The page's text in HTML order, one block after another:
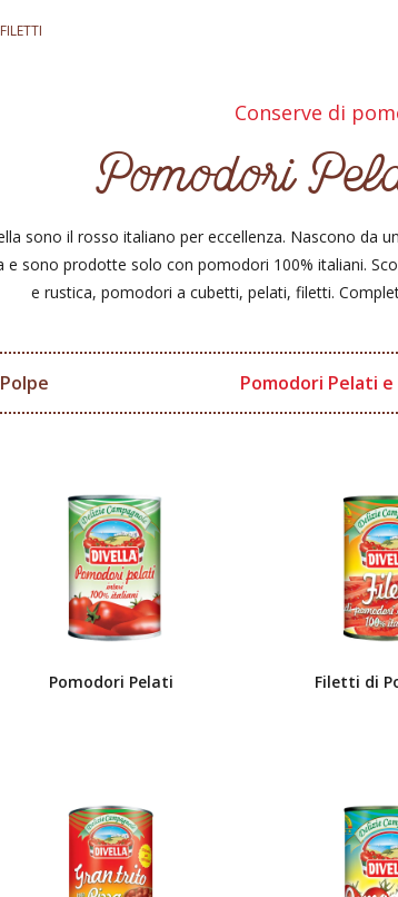
Conserve di
Pomodori
sono il rosso italiano per eccellenza. Nascono da
e sono prodotte solo con pomodori 100% italiani.
e rustica, pomodori a cubetti, pelati, filetti.
Pomodori Pelati
Pomodori Pelati Filetti di